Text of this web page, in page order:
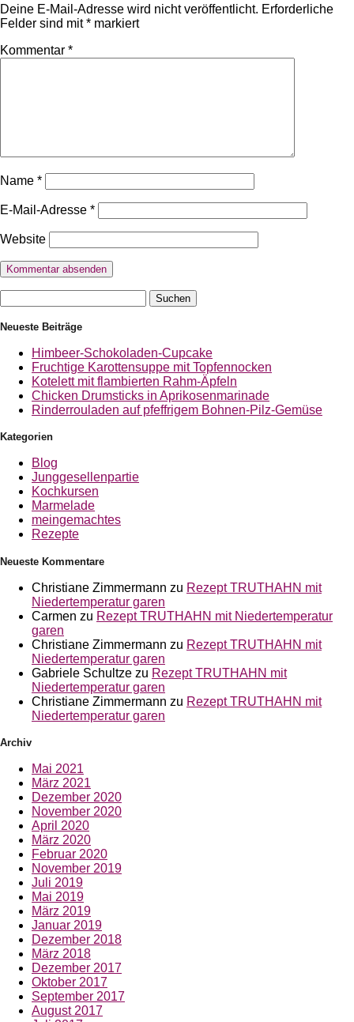
Deine E-Mail-Adresse wird nicht veröffentlicht. Erforderliche
Felder sind mit* markiert
Kommentar *
Name *
E-Mail-Adresse *
Website
nach:
Neueste Beiträge
Himbeer-Schokoladen-Cupcake
Fruchtige Karottensuppe mit Topfennocken
Kotelett mit flambierten Rahm-Äpfeln
Chicken Drumsticks in Aprikosenmarinade
Rinderrouladen auf pfeffrigem Bohnen-Pilz-Gemüse
Kategorien
Blog
Junggesellenpartie
Kochkursen
Marmelade
meingemachtes
Rezepte
Neueste Kommentare
Christiane Zimmermann zu Rezept TRUTHAHN mit
Niedertemperatur garen
Carmen zu Rezept TRUTHAHN mit Niedertemperatur
garen
Christiane Zimmermann zu Rezept TRUTHAHN mit
Niedertemperatur garen
Gabriele Schultze zu Rezept TRUTHAHN mit
Niedertemperatur garen
Christiane Zimmermann zu Rezept TRUTHAHN mit
Niedertemperatur garen
Archiv
Mai 2021
März 2021
Dezember 2020
November 2020
April 2020
März 2020
Februar 2020
November 2019
Juli 2019
Mai 2019
März 2019
Januar 2019
Dezember 2018
März 2018
Dezember 2017
Oktober 2017
September 2017
August 2017